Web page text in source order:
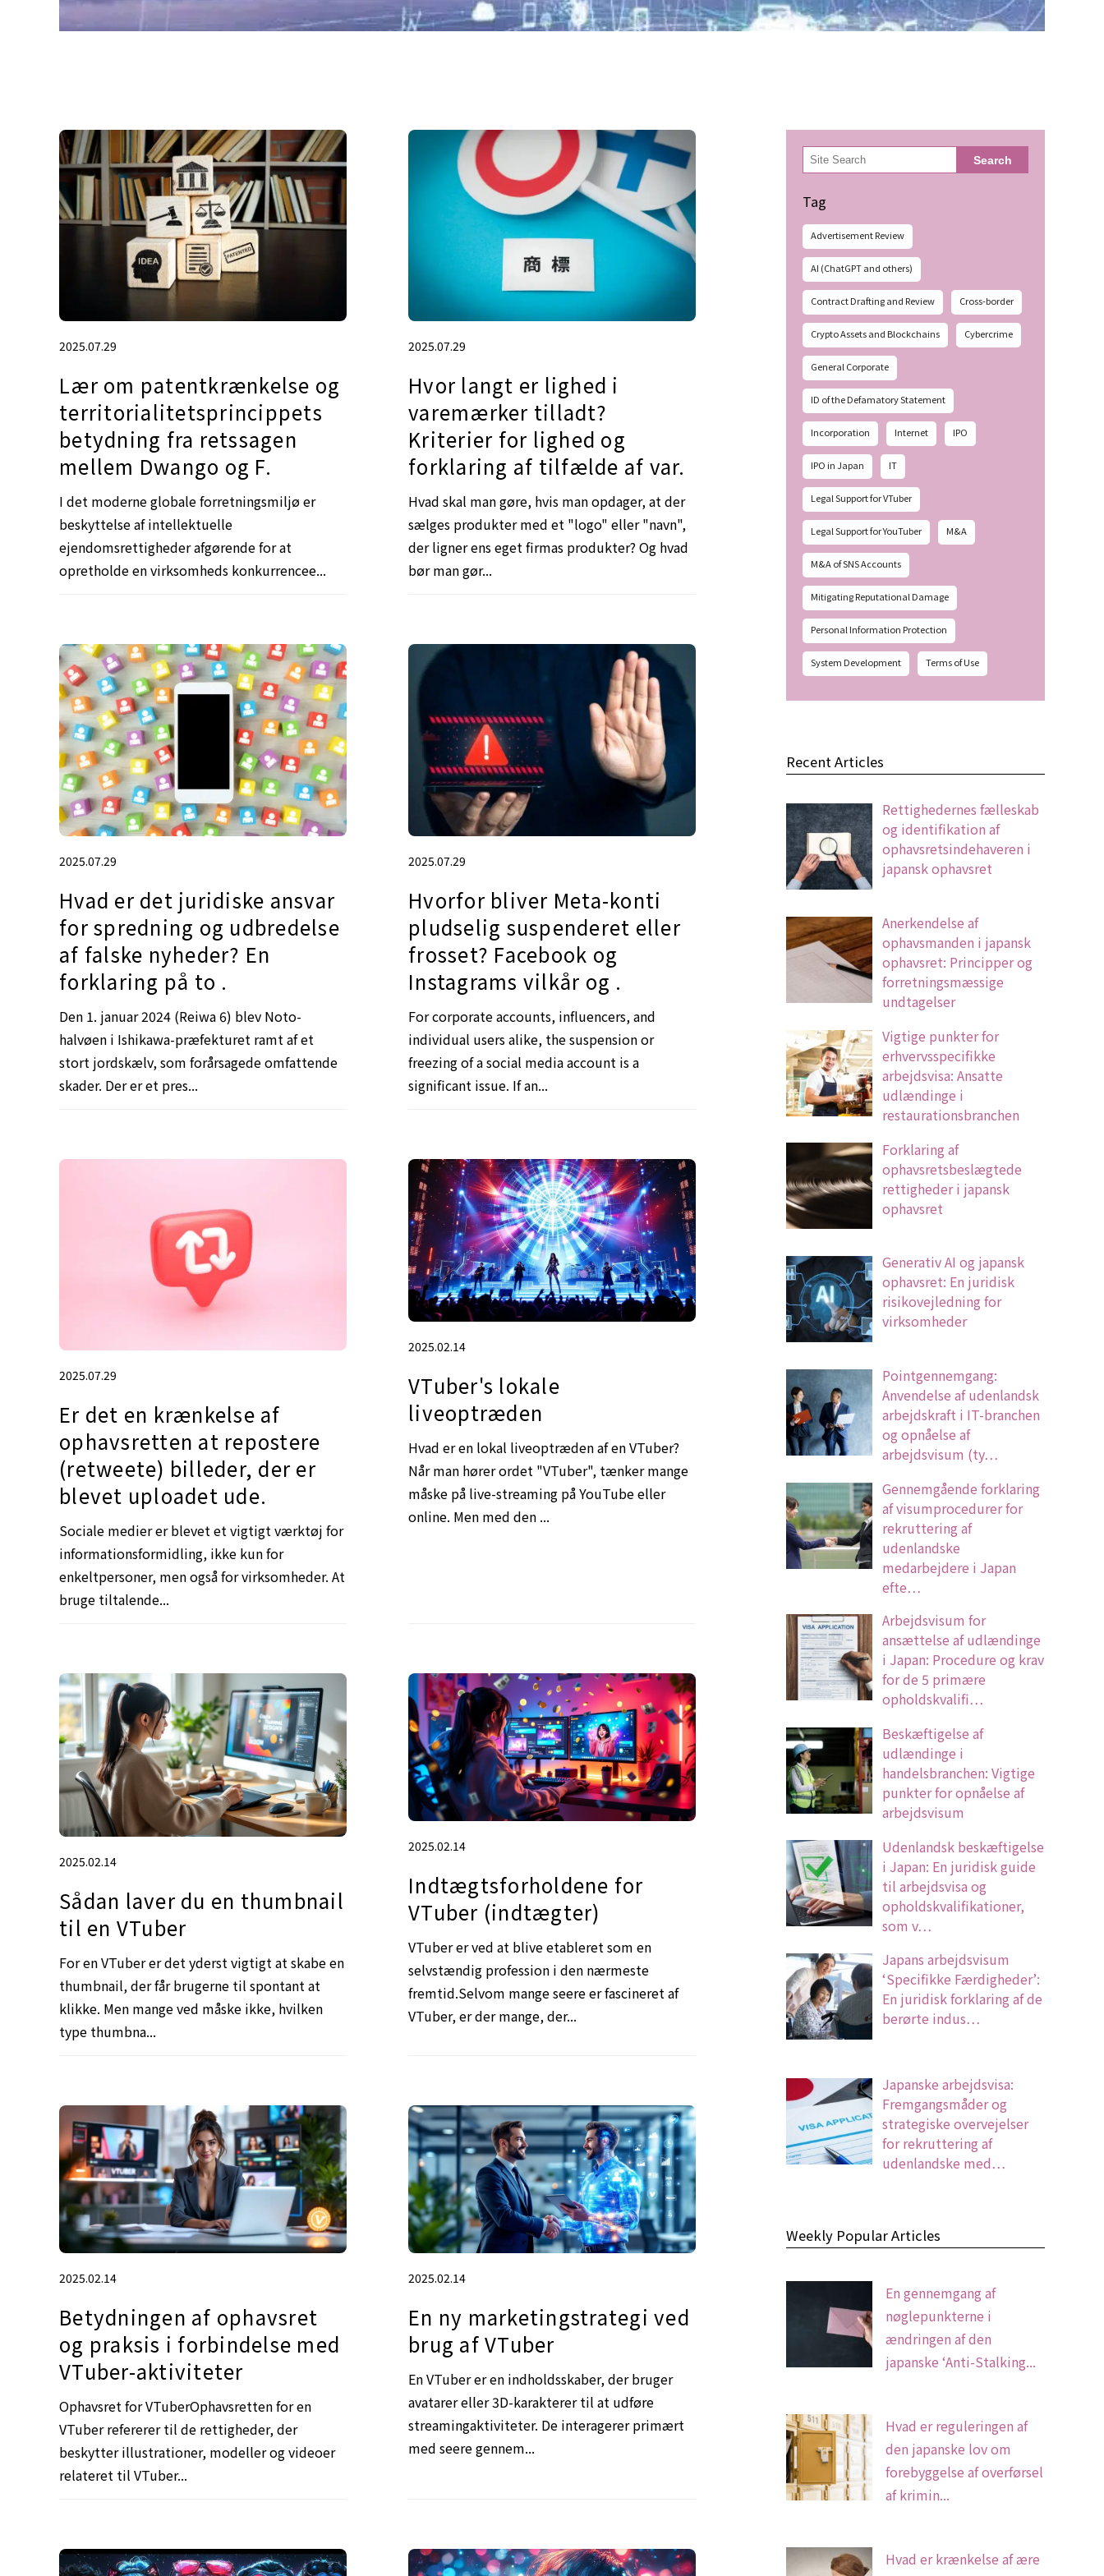
2025.07.29
Lær om patentkrænkelse og
territorialitetsprincippets
betydning fra retssagen
mellem Dwango og F.
I det moderne globale forretningsmiljø er
beskyttelse af intellektuelle
ejendomsrettigheder afgørende for at
opretholde en virksomheds konkurrencee...
2025.07.29
Hvor langt er lighed i
varemærker tilladt?
Kriterier for lighed og
forklaring af tilfælde af var.
Hvad skal man gøre, hvis man opdager, at der
sælges produkter med et "logo" eller "navn",
der ligner ens eget firmas produkter? Og hvad
bør man gør...
2025.07.29
Hvad er det juridiske ansvar
for spredning og udbredelse
af falske nyheder? En
forklaring på to .
Den 1. januar 2024 (Reiwa 6) blev Noto-
halvøen i Ishikawa-præfekturet ramt af et
stort jordskælv, som forårsagede omfattende
skader. Der er et pres...
2025.07.29
Hvorfor bliver Meta-konti
pludselig suspenderet eller
frosset? Facebook og
Instagrams vilkår og .
For corporate accounts, influencers, and
individual users alike, the suspension or
freezing of a social media account is a
significant issue. If an...
2025.07.29
Er det en krænkelse af
ophavsretten at repostere
(retweete) billeder, der er
blevet uploadet ude.
Sociale medier er blevet et vigtigt værktøj for
informationsformidling, ikke kun for
enkeltpersoner, men også for virksomheder. At
bruge tiltalende...
2025.02.14
VTuber's lokale
liveoptræden
Hvad er en lokal liveoptræden af en VTuber?
Når man hører ordet "VTuber", tænker mange
måske på live-streaming på YouTube eller
online. Men med den ...
2025.02.14
Sådan laver du en thumbnail
til en VTuber
For en VTuber er det yderst vigtigt at skabe en
thumbnail, der får brugerne til spontant at
klikke. Men mange ved måske ikke, hvilken
type thumbna...
2025.02.14
Indtægtsforholdene for
VTuber (indtægter)
VTuber er ved at blive etableret som en
selvstændig profession i den nærmeste
fremtid.Selvom mange seere er fascineret af
VTuber, er der mange, der...
2025.02.14
Betydningen af ophavsret
og praksis i forbindelse med
VTuber-aktiviteter
Ophavsret for VTuberOphavsretten for en
VTuber refererer til de rettigheder, der
beskytter illustrationer, modeller og videoer
relateret til VTuber...
2025.02.14
En ny marketingstrategi ved
brug af VTuber
En VTuber er en indholdsskaber, der bruger
avatarer eller 3D-karakterer til at udføre
streamingaktiviteter. De interagerer primært
med seere gennem...
検
索 Search
Tag
Advertisement Review
AI (ChatGPT and others)
Contract Drafting and Review Cross-border
Crypto Assets and Blockchains Cybercrime
General Corporate
ID of the Defamatory Statement
Incorporation Internet IPO
IPO in Japan IT
Legal Support for VTuber
Legal Support for YouTuber M&A
M&A of SNS Accounts
Mitigating Reputational Damage
Personal Information Protection
System Development Terms of Use
Recent Articles
Rettighedernes fælleskab
og identifikation af
ophavsretsindehaveren i
japansk ophavsret
Anerkendelse af
ophavsmanden i japansk
ophavsret: Principper og
forretningsmæssige
undtagelser
Vigtige punkter for
erhvervsspecifikke
arbejdsvisa: Ansatte
udlændinge i
restaurationsbranchen
Forklaring af
ophavsretsbeslægtede
rettigheder i japansk
ophavsret
Generativ AI og japansk
ophavsret: En juridisk
risikovejledning for
virksomheder
Pointgennemgang:
Anvendelse af udenlandsk
arbejdskraft i IT-branchen
og opnåelse af
arbejdsvisum (ty…
Gennemgående forklaring
af visumprocedurer for
rekruttering af
udenlandske
medarbejdere i Japan
efte…
Arbejdsvisum for
ansættelse af udlændinge
i Japan: Procedure og krav
for de 5 primære
opholdskvalifi…
Beskæftigelse af
udlændinge i
handelsbranchen: Vigtige
punkter for opnåelse af
arbejdsvisum
Udenlandsk beskæftigelse
i Japan: En juridisk guide
til arbejdsvisa og
opholdskvalifikationer,
som v…
Japans arbejdsvisum
‘Specifikke Færdigheder’:
En juridisk forklaring af de
berørte indus…
Japanske arbejdsvisa:
Fremgangsmåder og
strategiske overvejelser
for rekruttering af
udenlandske med…
Weekly Popular Articles
En gennemgang af
nøglepunkterne i
ændringen af den
japanske ‘Anti-Stalking...
Hvad er reguleringen af
den japanske lov om
forebyggelse af overførsel
af krimin...
Hvad er krænkelse af ære